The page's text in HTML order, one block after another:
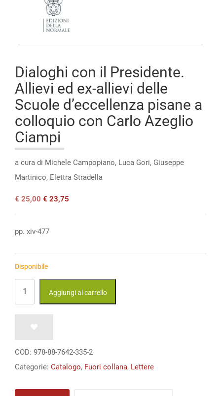
Dialoghi con il Presidente.
Allievi ed ex-allievi delle
Scuole d’eccellenza pisane a
colloquio con Carlo Azeglio
Ciampi
a cura di Michele Campopiano, Luca Gori, Giuseppe
Martinico, Elettra Stradella
Il
originale
€ 25,00.
€ 25,00 Il
attuale
è:
€ 25,00.
€ 23,75
pp. xiv-477
Disponibile
il
Presidente.
allievi
Aggiungi al carrello
COD: 978-88-7642-335-2
Categorie: Catalogo, Fuori collana, Lettere